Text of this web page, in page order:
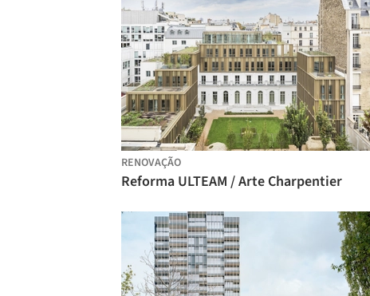
RENOVAÇÃO
Reforma ULTEAM / Arte Charpentier